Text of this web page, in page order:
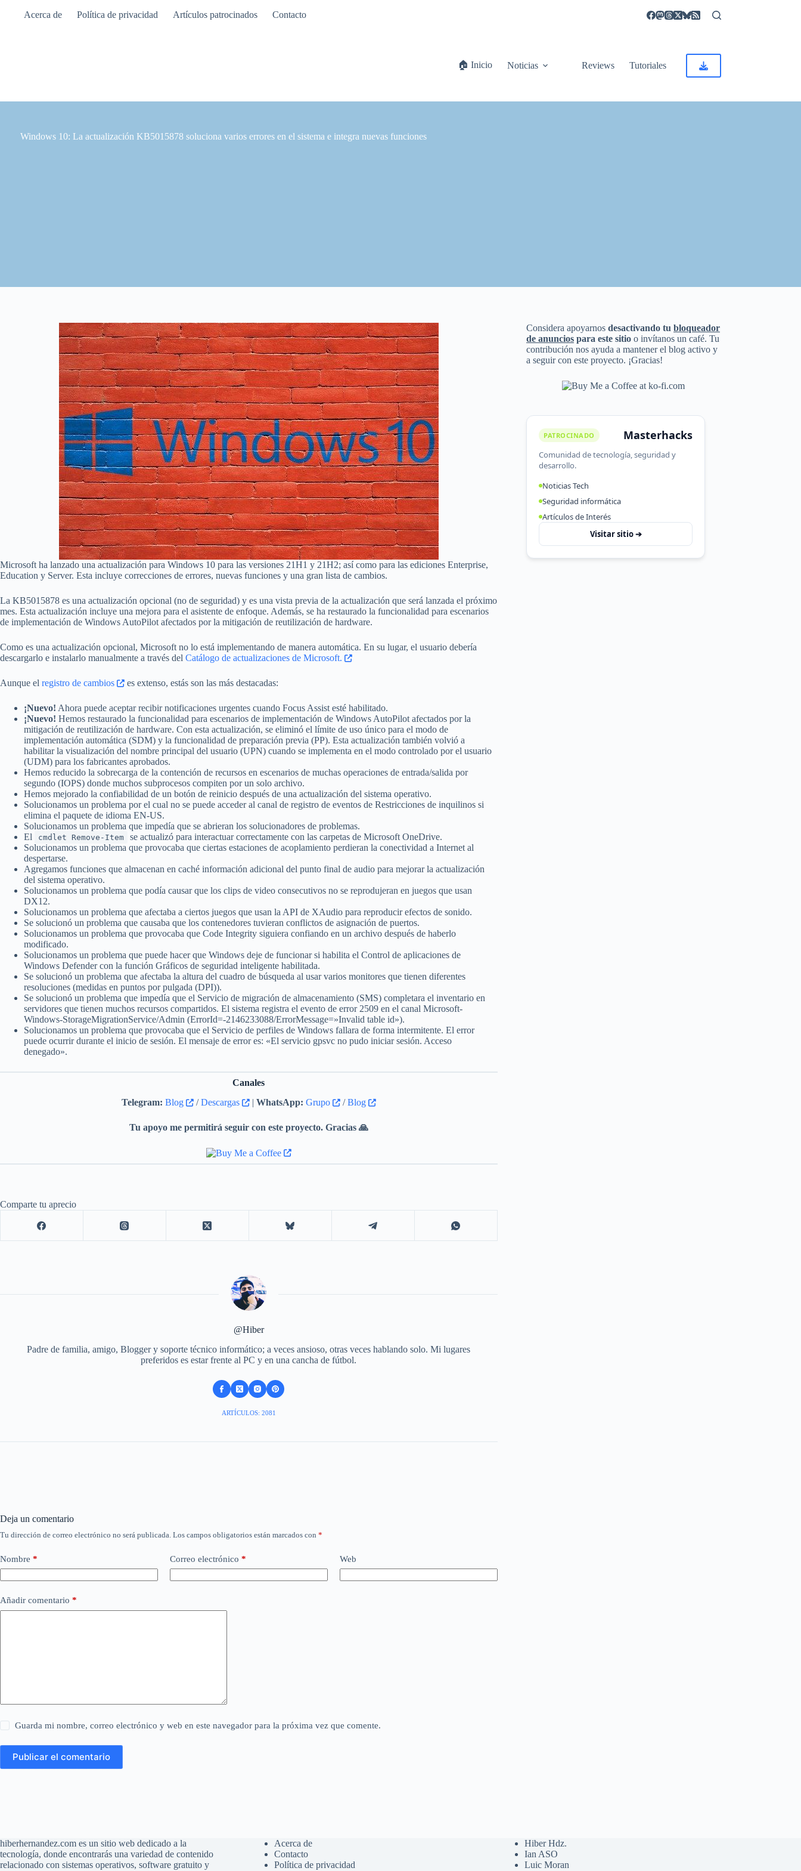
Acerca de Política de privacidad Artículos patrocinados Contacto
🏠 Inicio Noticias Reviews Tutoriales
Windows 10: La actualización KB5015878 soluciona varios errores en el sistema e integra nuevas funciones
Microsoft ha lanzado una actualización para Windows 10 para las versiones 21H1 y 21H2; así como para las ediciones Enterprise,
Education y Server. Esta incluye correcciones de errores, nuevas funciones y una gran lista de cambios.
La KB5015878 es una actualización opcional (no de seguridad) y es una vista previa de la actualización que será lanzada el próximo
mes. Esta actualización incluye una mejora para el asistente de enfoque. Además, se ha restaurado la funcionalidad para escenarios
de implementación de Windows AutoPilot afectados por la mitigación de reutilización de hardware.
Como es una actualización opcional, Microsoft no lo está implementando de manera automática. En su lugar, el usuario debería
descargarlo e instalarlo manualmente a través del Catálogo de actualizaciones de Microsoft.
Aunque el registro de cambios es extenso, estás son las más destacadas:
¡Nuevo! Ahora puede aceptar recibir notificaciones urgentes cuando Focus Assist esté habilitado.
¡Nuevo! Hemos restaurado la funcionalidad para escenarios de implementación de Windows AutoPilot afectados por la
mitigación de reutilización de hardware. Con esta actualización, se eliminó el límite de uso único para el modo de
implementación automática (SDM) y la funcionalidad de preparación previa (PP). Esta actualización también volvió a
habilitar la visualización del nombre principal del usuario (UPN) cuando se implementa en el modo controlado por el usuario
(UDM) para los fabricantes aprobados.
Hemos reducido la sobrecarga de la contención de recursos en escenarios de muchas operaciones de entrada/salida por
segundo (IOPS) donde muchos subprocesos compiten por un solo archivo.
Hemos mejorado la confiabilidad de un botón de reinicio después de una actualización del sistema operativo.
Solucionamos un problema por el cual no se puede acceder al canal de registro de eventos de Restricciones de inquilinos si
elimina el paquete de idioma EN-US.
Solucionamos un problema que impedía que se abrieran los solucionadores de problemas.
El
cmdlet Remove-Item
se actualizó para interactuar correctamente con las carpetas de Microsoft OneDrive.
Solucionamos un problema que provocaba que ciertas estaciones de acoplamiento perdieran la conectividad a Internet al
despertarse.
Agregamos funciones que almacenan en caché información adicional del punto final de audio para mejorar la actualización
del sistema operativo.
Solucionamos un problema que podía causar que los clips de video consecutivos no se reprodujeran en juegos que usan
DX12.
Solucionamos un problema que afectaba a ciertos juegos que usan la API de XAudio para reproducir efectos de sonido.
Se solucionó un problema que causaba que los contenedores tuvieran conflictos de asignación de puertos.
Solucionamos un problema que provocaba que Code Integrity siguiera confiando en un archivo después de haberlo
modificado.
Solucionamos un problema que puede hacer que Windows deje de funcionar si habilita el Control de aplicaciones de
Windows Defender con la función Gráficos de seguridad inteligente habilitada.
Se solucionó un problema que afectaba la altura del cuadro de búsqueda al usar varios monitores que tienen diferentes
resoluciones (medidas en puntos por pulgada (DPI)).
Se solucionó un problema que impedía que el Servicio de migración de almacenamiento (SMS) completara el inventario en
servidores que tienen muchos recursos compartidos. El sistema registra el evento de error 2509 en el canal Microsoft-
Windows-StorageMigrationService/Admin (ErrorId=-2146233088/ErrorMessage=»Invalid table id»).
Solucionamos un problema que provocaba que el Servicio de perfiles de Windows fallara de forma intermitente. El error
puede ocurrir durante el inicio de sesión. El mensaje de error es: «El servicio gpsvc no pudo iniciar sesión. Acceso
denegado».
Canales
Telegram: Blog /Descargas | WhatsApp: Grupo /Blog
Tu apoyo me permitirá seguir con este proyecto. Gracias 🙏
Comparte tu aprecio
@Hiber
Padre de familia, amigo, Blogger y soporte técnico informático; a veces ansioso, otras veces hablando solo. Mi lugares
preferidos es estar frente al PC y en una cancha de fútbol.
ARTÍCULOS: 2081
Considera apoyarnosdesactivando tubloqueador
de anuncios para este sitio o invítanos un café. Tu
contribución nos ayuda a mantener el blog activo y
a seguir con este proyecto. ¡Gracias!
PATROCINADO Masterhacks
Comunidad de tecnología, seguridad y
desarrollo.
Noticias Tech
Seguridad informática
Artículos de Interés
Visitar sitio ➔
Deja un comentario
Tu dirección de correo electrónico no será publicada. Los campos obligatorios están marcados con *
Nombre * Correo electrónico * Web
Añadir comentario *
Guarda mi nombre, correo electrónico y web en este navegador para la próxima vez que comente.
Publicar el comentario
hiberhernandez.com es un sitio web dedicado a la
tecnología, donde encontrarás una variedad de contenido
relacionado con sistemas operativos, software gratuito y
Acerca de
Contacto
Política de privacidad
Hiber Hdz.
Ian ASO
Luic Moran